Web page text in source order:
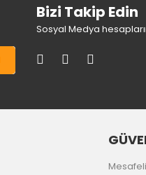
Bizi Takip Edin
Sosyal Medya